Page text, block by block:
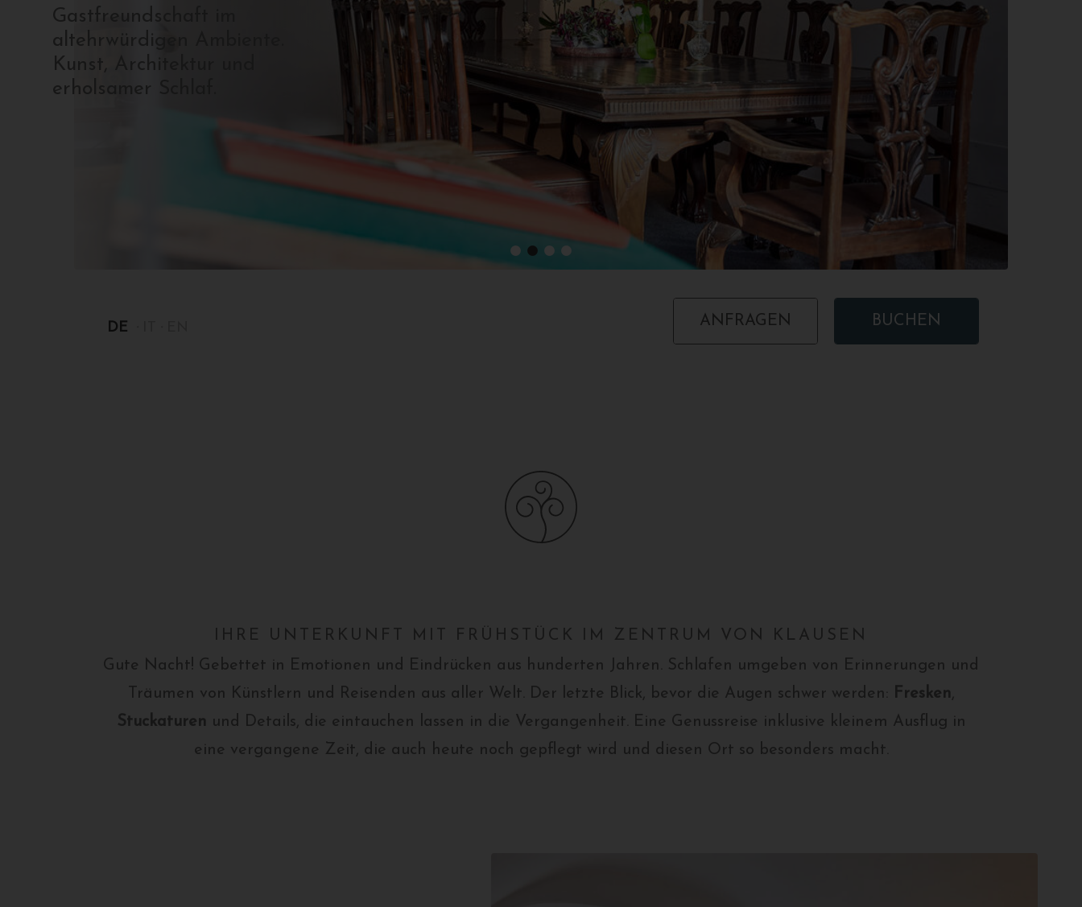
Gastfreundschaft im
altehrwürdigen Ambiente.
Kunst, Architektur und
erholsamer Schlaf.
DE ANFRAGEN BUCHEN
IHRE UNTERKUNFT MIT FRÜHSTÜCK IM ZENTRUM VON KLAUSEN
Gute Nacht! Gebettet in Emotionen und Eindrücken aus hunderten Jahren. Schlafen umgeben von Erinnerungen und
Träumen von Künstlern und Reisenden aus aller Welt. Der letzte Blick, bevor die Augen schwer werden:
Fresken,
Stuckaturen und Details, die eintauchen lassen in die Vergangenheit. Eine Genussreise inklusive kleinem Ausflug in
eine vergangene Zeit, die auch heute noch gepflegt wird und diesen Ort so besonders macht.